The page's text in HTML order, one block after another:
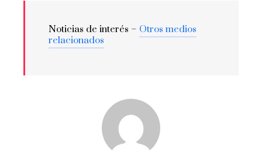
Noticias de interés – Otros medios
relacionados